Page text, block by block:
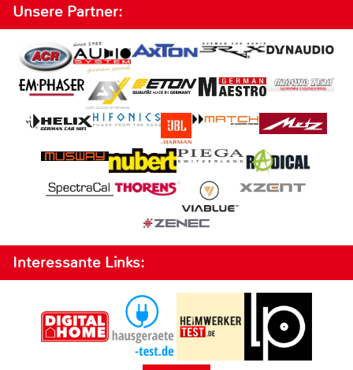
Unsere Partner:
Interessante Links: